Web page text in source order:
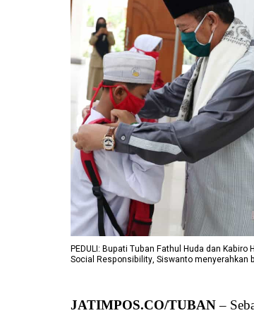
PEDULI: Bupati Tuban Fathul Huda dan
Social Responsibility, Siswanto
JATIMPOS.CO/TUBAN–